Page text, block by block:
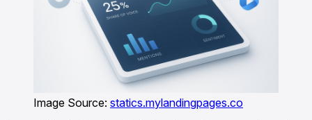
Image Source: statics.mylandingpages.co